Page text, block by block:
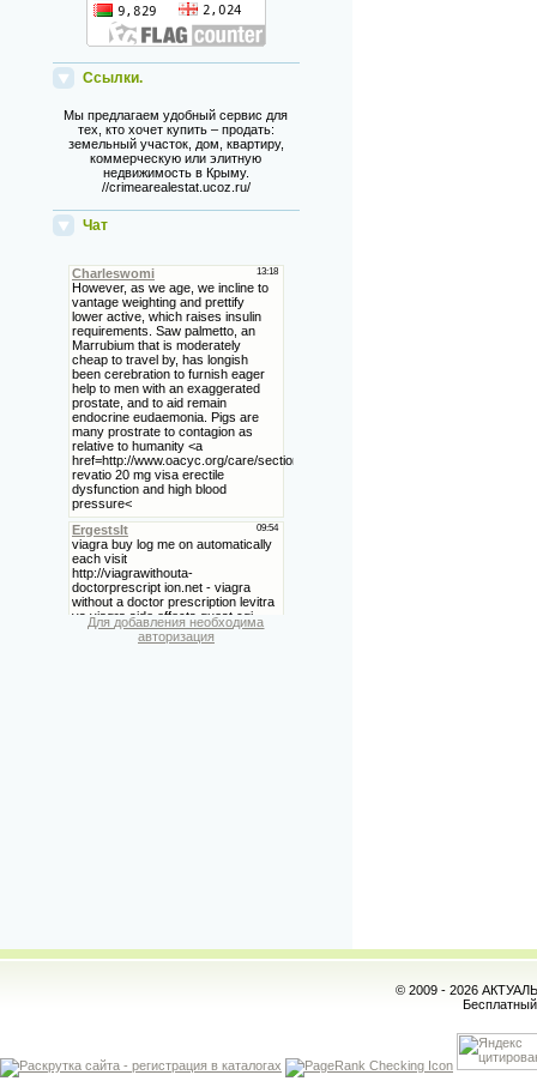
Ссылки.
Мы предлагаем удобный сервис для
тех, кто хочет купить – продать:
земельный участок, дом, квартиру,
коммерческую или элитную
недвижимость в Крыму.
//crimearealestat.ucoz.ru/
Чат
Для добавления необходима
авторизация
© 2009 - 2026